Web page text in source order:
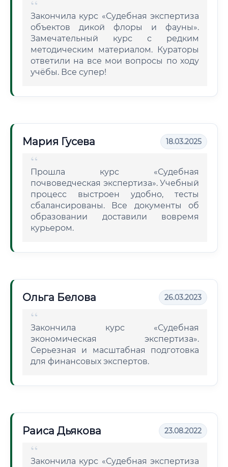
Закончила курс «Судебная экспертиза
объектов дикой флоры и фауны».
Замечательный курс с редким
методическим материалом. Кураторы
ответили на все мои вопросы по ходу
учёбы. Все супер!
Мария Гусева 18.03.2025
Прошла курс «Судебная
почвоведческая экспертиза». Учебный
процесс выстроен удобно, тесты
сбалансированы. Все документы об
образовании доставили вовремя
курьером.
Ольга Белова 26.03.2023
Закончила курс «Судебная
экономическая экспертиза».
Серьезная и масштабная подготовка
для финансовых экспертов.
Раиса Дьякова 23.08.2022
Закончила курс «Судебная экспертиза